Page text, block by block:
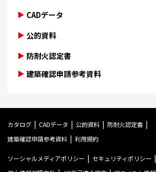
CADデータ
公的資料
防耐火認定書
建築確認申請参考資料
カタログ CADデータ 公的資料
防耐火認定書
建築確認申請参考資料
利用規約
ソーシャルメディアポリシー セキュリティポリシー